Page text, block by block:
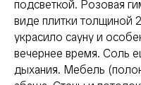
подсветкой. Розовая
виде плитки толщиной
украсило сауну и
вечернее время. Соль
дыхания. Мебель